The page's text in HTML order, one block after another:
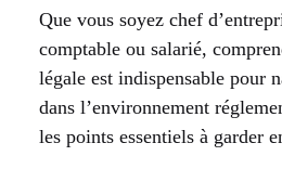
Que vous soyez chef
comptable ou salarié,
légale est indispensable pour
dans l’environnement
les points essentiels à garder